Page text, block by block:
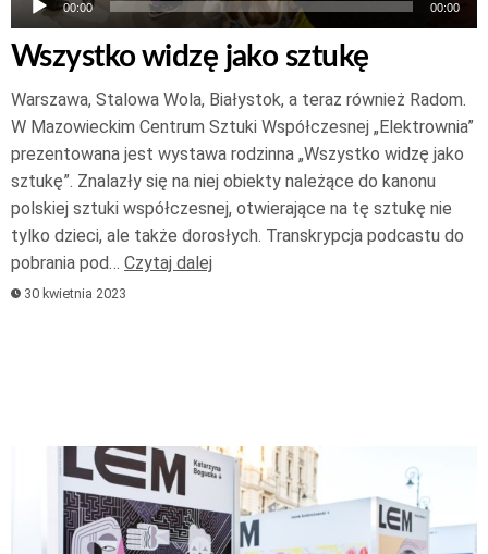
00:00 00:00
Wszystko widzę jako sztukę
Warszawa, Stalowa Wola, Białystok, a teraz również Radom.
W Mazowieckim Centrum Sztuki Współczesnej „Elektrownia”
prezentowana jest wystawa rodzinna „Wszystko widzę jako
sztukę”. Znalazły się na niej obiekty należące do kanonu
polskiej sztuki współczesnej, otwierające na tę sztukę nie
tylko dzieci, ale także dorosłych. Transkrypcja podcastu do
pobrania pod… Czytaj dalej
30 kwietnia 2023
Odtwarzacz
plików
dźwiękowych